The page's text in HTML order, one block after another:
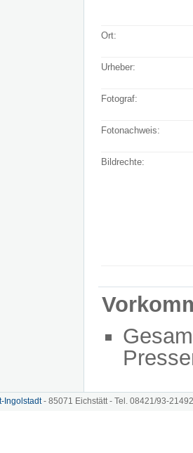
Ort:
Urheber:
Fotograf:
Fotonachweis:
Bildrechte:
Ingolstadt- 85071 Eichstätt - Tel. 08421/93-